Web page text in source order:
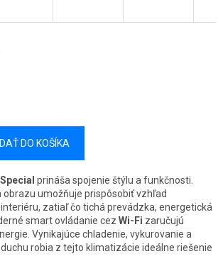
DO KOŠÍKA
prináša spojenie štýlu a funkčnosti.
obrazu umožňuje prispôsobiť vzhľad
zatiaľ čo tichá prevádzka, energetická
smart ovládanie cez Wi-Fi zaručujú
Vynikajúce chladenie, vykurovanie a
robia z tejto klimatizácie ideálne riešenie